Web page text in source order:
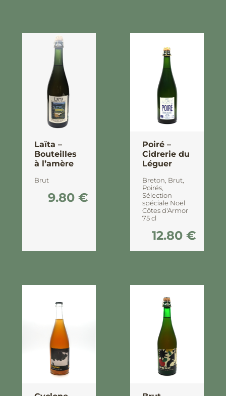
Laïta –
Bouteilles
à l’amère
Brut
9.80 €
Poiré –
Cidrerie du
Léguer
Breton Brut
Poirés
Sélection
spéciale Noël
Côtes d'Armor
75 cl
12.80 €